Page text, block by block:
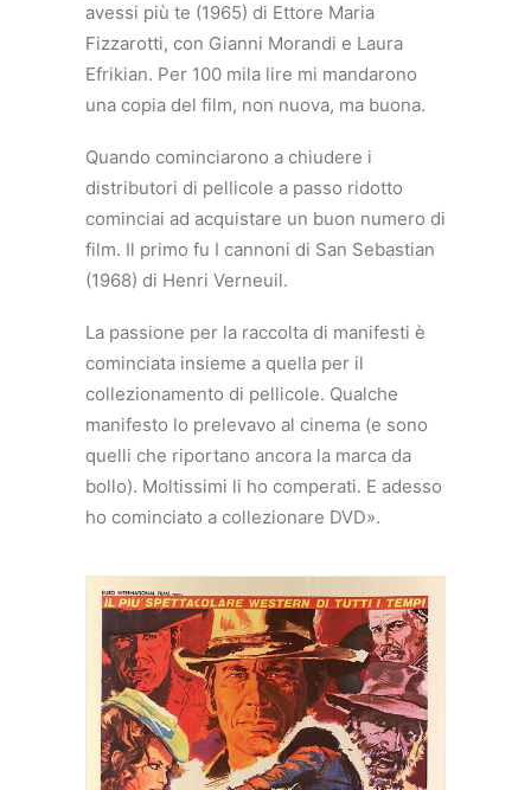
avessi più te (1965) di Ettore Maria
Fizzarotti, con Gianni Morandi e Laura
Efrikian. Per 100 mila lire mi mandarono
una copia del film, non nuova, ma buona.
Quando cominciarono a chiudere i
distributori di pellicole a passo ridotto
cominciai ad acquistare un buon numero di
film. Il primo fu I cannoni di San Sebastian
(1968) di Henri Verneuil.
La passione per la raccolta di manifesti è
cominciata insieme a quella per il
collezionamento di pellicole. Qualche
manifesto lo prelevavo al cinema (e sono
quelli che riportano ancora la marca da
bollo). Moltissimi li ho comperati. E adesso
ho cominciato a collezionare DVD».